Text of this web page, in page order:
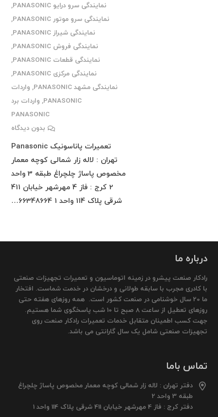
نمایندگی سرو درایو PANASONIC
,
نمایندگی سرو موتور PANASONIC
,
نمایندگی شیراز PANASONIC
,
نمایندگی فروش PANASONIC
,
نمایندگی قطعات PANASONIC
,
نمایندگی مرکزی PANASONIC
,
نمایندگی مشهد PANASONIC
, واردات
PANASONIC
, واردات برد
PANASONIC
بدون دیدگاه
تعمیرات پاناسونیک Panasonic
تهران : لاله زار شمالی کوچه معمار
مخصوص پاساژ چلچراغ طبقه 3 واحد
2 کرج : فاز 4 مهرشهر خیابان 411
شرقی پلاک 114 واحد 1 66348664…
درباره ما
رادکار صنعت پیشرو در زمینه اتوماسیون و تعمیرات تجهیزات صنعتی
با کادری مجرب با سابقه طولانی و درخشان در خدمت شماست. افتخار
ما 20 سال خوشنامی در صنعت کشور است. همه روزهای هفته حتی
روزهای تعطیل از ساعت 8 صبح تا 10 شب پاسخگوی شما هستیم.
جهت کسب اطمینان متقابل خدمات تعمیرات رادکار صنعت روی
تجهیزات صنعتی شامل یک سال گارانتی می باشد.
تماس باما
دفتر تهران : لاله زار شمالی کوچه معمار مخصوص پاساژ چلچراغ
طبقه 3 واحد 2
دفتر کرج : فاز 4 مهرشهر خیابان 411 شرقی پلاک 114 واحد 1